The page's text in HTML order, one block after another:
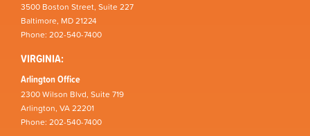
3500 Boston Street, Suite 227
Baltimore, MD 21224
Phone: 202-540-7400
VIRGINIA:
Arlington Office
2300 Wilson Blvd, Suite 719
Arlington, VA 22201
Phone: 202-540-7400